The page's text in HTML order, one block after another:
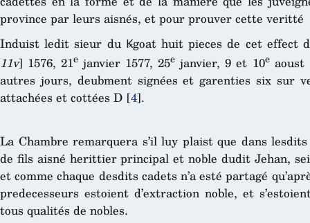
province par leurs aisnés, et pour prouver cette veritté
Induist ledit sieur du Ꝃgoat huit pieces de cet effect
11v] 1576, 21e janvier 1577, 25e janvier, 9 et 10eaoust
autres jours, deubment signées et garenties six sur
attachées et cottées D [4].
La Chambre remarquera s’il luy plaist que dans
de fils aisné herittier principal et noble dudit Jehan,
et comme chaque desdits cadets n’a esté partagé
predecesseurs estoient d’extraction noble, et
tous qualités de nobles.